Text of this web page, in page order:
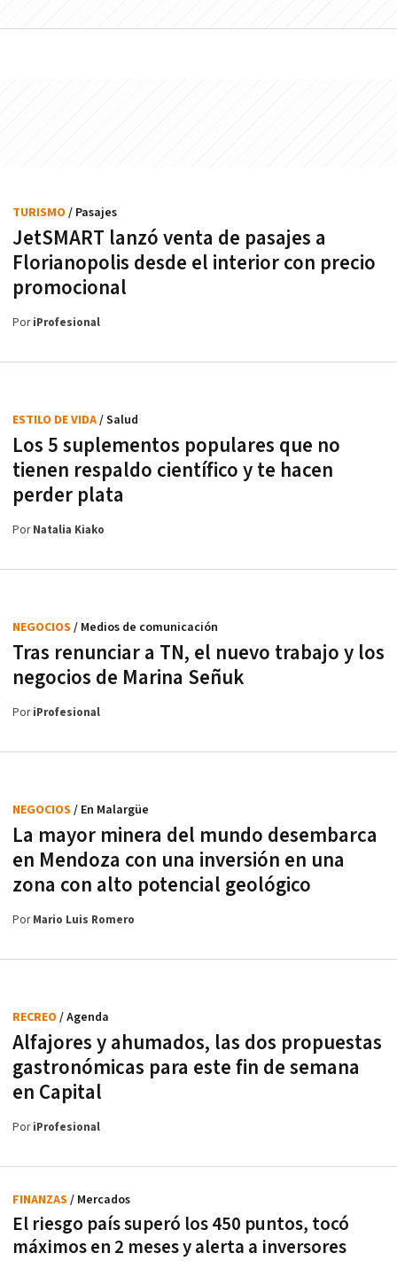
JetSMART lanzó venta de pasajes a
Florianopolis desde el interior con precio
promocional
TURISMO / Pasajes
PoriProfesional
Los 5 suplementos populares que no
tienen respaldo científico y te hacen
perder plata
ESTILO DE VIDA/ Salud
PorNatalia Kiako
Tras renunciar a TN, el nuevo trabajo y los
negocios de Marina Señuk
NEGOCIOS / Medios de comunicación
PoriProfesional
La mayor minera del mundo desembarca
en Mendoza con una inversión en una
zona con alto potencial geológico
NEGOCIOS / En Malargüe
PorMario Luis Romero
Alfajores y ahumados, las dos propuestas
gastronómicas para este fin de semana
en Capital
RECREO / Agenda
PoriProfesional
El riesgo país superó los 450 puntos, tocó
máximos en 2 meses y alerta a inversores
FINANZAS / Mercados